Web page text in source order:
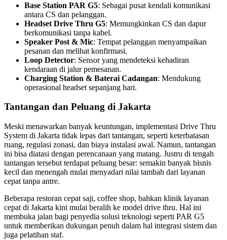
Base Station PAR G5: Sebagai pusat kendali komunikasi
antara CS dan pelanggan.
Headset Drive Thru G5: Memungkinkan CS dan dapur
berkomunikasi tanpa kabel.
Speaker Post & Mic: Tempat pelanggan menyampaikan
pesanan dan melihat konfirmasi.
Loop Detector: Sensor yang mendeteksi kehadiran
kendaraan di jalur pemesanan.
Charging Station & Baterai Cadangan: Mendukung
operasional headset sepanjang hari.
Tantangan dan Peluang di Jakarta
Meski menawarkan banyak keuntungan, implementasi Drive Thru
System di Jakarta tidak lepas dari tantangan, seperti keterbatasan
ruang, regulasi zonasi, dan biaya instalasi awal. Namun, tantangan
ini bisa diatasi dengan perencanaan yang matang. Justru di tengah
tantangan tersebut terdapat peluang besar: semakin banyak bisnis
kecil dan menengah mulai menyadari nilai tambah dari layanan
cepat tanpa antre.
Beberapa restoran cepat saji, coffee shop, bahkan klinik layanan
cepat di Jakarta kini mulai beralih ke model drive thru. Hal ini
membuka jalan bagi penyedia solusi teknologi seperti PAR G5
untuk memberikan dukungan penuh dalam hal integrasi sistem dan
juga pelatihan staf.